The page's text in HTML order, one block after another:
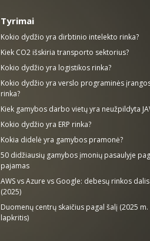
Tyrimai
Kokio dydžio yra dirbtinio intelekto rinka?
Kiek CO2 išskiria transporto sektorius?
Kokio dydžio yra logistikos rinka?
Kokio dydžio yra verslo programinės
rinka?
Kiek gamybos darbo vietų yra neužpildyta
Kokio dydžio yra ERP rinka?
Kokia didelė yra gamybos pramonė?
50 didžiausių gamybos įmonių pasaulyje
pajamas
AWS vs Azure vs Google: debesų rinkos dalis
(2025)
Duomenų centrų skaičius pagal šalį (2025 m.
lapkritis)